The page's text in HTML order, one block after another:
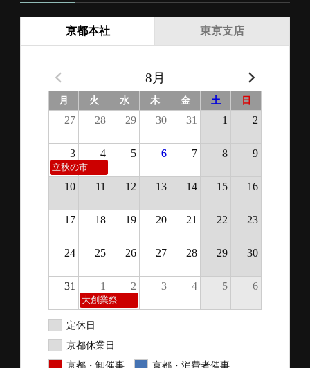
京都本社
8月
月 火 水 木 金 土 日
27 28 29 30 31 1 2
3 4 5 6 7 8 9
立秋の市
10 11 12 13 14 15 16
17 18 19 20 21 22 23
24 25 26 27 28 29 30
31 1 2 3 4 5 6
大創業祭
定休日
京都休業日
京都・卸催事
京都・消費者催事
東京支店